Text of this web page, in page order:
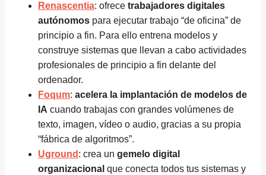
Renascentia: ofrece trabajadores digitales
autónomos para ejecutar trabajo “de oficina” de
principio a fin. Para ello entrena modelos y
construye sistemas que llevan a cabo actividades
profesionales de principio a fin delante del
ordenador.
Foqum: acelera la implantación de modelos de
IA cuando trabajas con grandes volúmenes de
texto, imagen, vídeo o audio, gracias a su propia
“fábrica de algoritmos”.
Uground : crea un gemelo digital
organizacional que conecta todos tus sistemas y